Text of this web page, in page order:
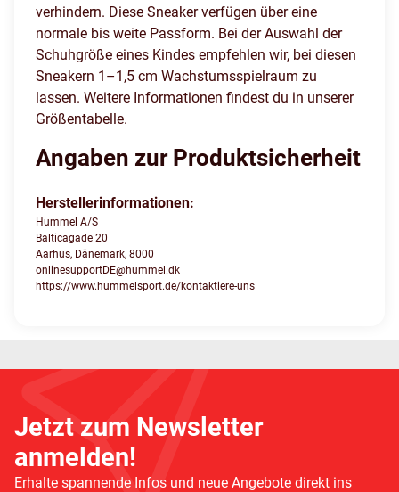
verhindern. Diese Sneaker verfügen über eine
normale bis weite Passform. Bei der Auswahl der
Schuhgröße eines Kindes empfehlen wir, bei diesen
Sneakern 1–1,5 cm Wachstumsspielraum zu
lassen. Weitere Informationen findest du in unserer
Größentabelle.
Angaben zur Produktsicherheit
Herstellerinformationen:
Hummel A/S
Balticagade 20
Aarhus, Dänemark, 8000
onlinesupportDE@hummel.dk
https://www.hummelsport.de/kontaktiere-uns
Jetzt zum Newsletter
anmelden!
Erhalte spannende Infos und neue Angebote direkt ins